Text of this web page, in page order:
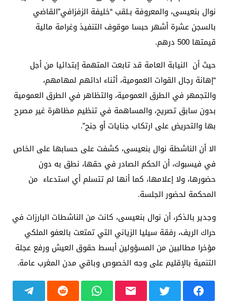
نوال بنعيسى، والمعروفة بـلقب “خليفة الزفزافي”القاضي
بالسجن عشرة أشهر حبسا موقوف التنفيذ وغرامة مالية
قيمتها 500 درهم.
حيث أن النيابة العامة قد تابعت المتهمة إبتدائيا من أجل
“إهانة رجال القوات العمومية، أثناء ادائهم لمهامهم،
والتجمهر في الطرق العمومية، والتظاهر في الطرق العمومية
بدون سابق تصريح، والمساهمة في تنظيم مظاهرة غير مصرح
بها والتحريض على ارتكاب جنايات أو جنح”.
الا أن الناشطة نوال بنعيسى، كشفت على حسابها على الخاص
في فيسبوك، أن الحكم الصادر في حقها، نطق به دون
حضورها، ولا إعلامها، كما أنها لم تتسلم أي استدعاء من
المحكمة لحضور الجلسة.
وجدير بالذكر، أن نوال بنعيسى، كانت من الناشطات البارزات في
حراك الريف، رفقة سيليا الزياني التي تمتعت بالعفو الملكي
مؤخرا مطالبين من المسؤولين أبسط حقوق العيش ورفع عجلة
التنمية بالإقليم على وجه الخصوص وباقي مدن المغرب عامة.